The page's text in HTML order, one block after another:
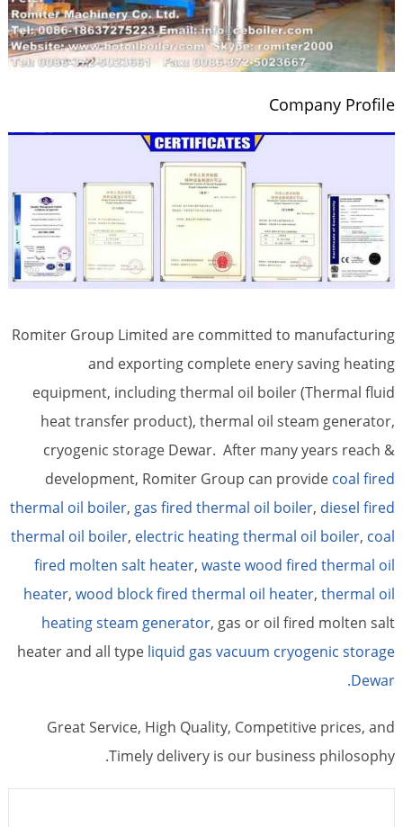
Company Profile
Romiter Group Limited are committed to manufacturing
and exporting complete enery saving heating
equipment, including thermal oil boiler (Thermal fluid
heat transfer product), thermal oil steam generator,
cryogenic storage Dewar. After many years reach &
development, Romiter Group can provide coal fired
thermal oil boiler, gas fired thermal oil boiler, diesel fired
thermal oil boiler, electric heating thermal oil boiler, coal
fired molten salt heater,waste wood fired thermal oil
heater,wood block fired thermal oil heater,thermal oil
heating steam generator, gas or oil fired molten salt
heater and all type liquid gas vacuum cryogenic storage
Dewar.
Great Service, High Quality, Competitive prices, and
Timely delivery is our business philosophy.